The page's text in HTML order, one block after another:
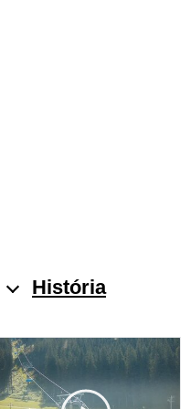
História